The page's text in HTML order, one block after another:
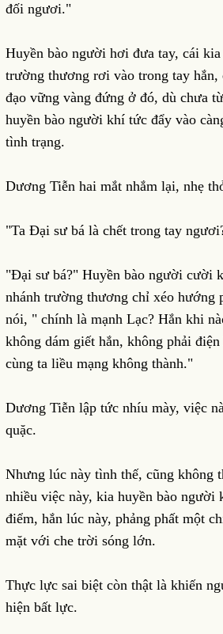
đối ngươi."
Huyền bào người hơi đưa tay, cái kia
trường thương rơi vào trong tay hắn,
đạo vững vàng đứng ở đó, dù chưa
huyền bào người khí tức đẩy vào
tình trạng.
Dương Tiễn hai mắt nhắm lại, nhẹ
"Ta Đại sư bá là chết trong tay
"Đại sư bá?" Huyền bào người cười
nhánh trường thương chỉ xéo hướng
nói, " chính là mạnh Lạc? Hắn khi
không dám giết hắn, không phải
cùng ta liều mạng không thành."
Dương Tiễn lập tức nhíu mày, việc
quặc.
Nhưng lúc này tình thế, cũng không
nhiều việc này, kia huyền bào người
điểm, hắn lúc này, phảng phất một
mặt với che trời sóng lớn.
Thực lực sai biệt còn thật là khiến
hiện bất lực.